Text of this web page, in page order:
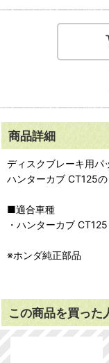
商品詳細
ディスクブレーキ用パ
ハンターカブ CT125
■適合車種
・ハンターカブ
※ホンダ純正部品
この商品を買った